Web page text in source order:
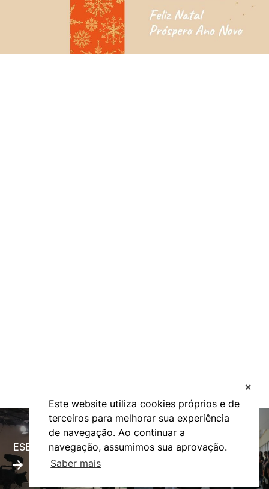
Este website utiliza cookies próprios e de
terceiros para melhorar sua experiência
de navegação. Ao continuar a
navegação, assumimos sua aprovação.
Saber mais
✕
Candidaturas
ESECTV Alumni